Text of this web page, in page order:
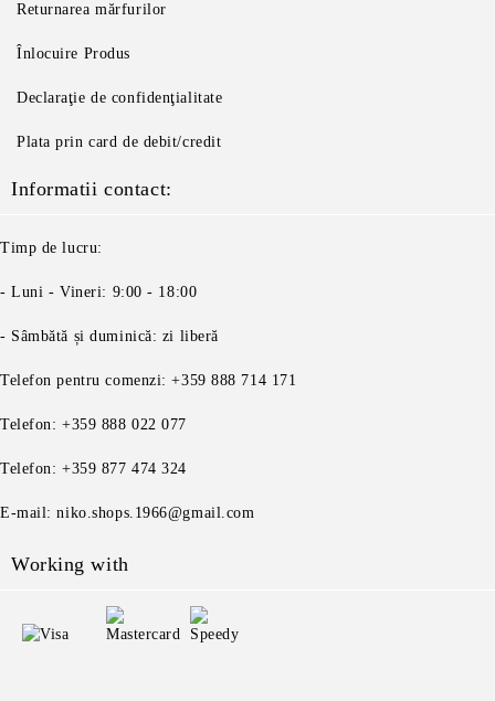
Returnarea mărfurilor
Înlocuire Produs
Declaraţie de confidenţialitate
Plata prin card de debit/credit
Informatii contact:
Timp de lucru:
- Luni - Vineri: 9:00 - 18:00
- Sâmbătă și duminică: zi liberă
Telefon pentru comenzi: +359 888 714 171
Telefon: +359 888 022 077
Telefon: +359 877 474 324
E-mail: niko.shops.1966@gmail.com
Working with